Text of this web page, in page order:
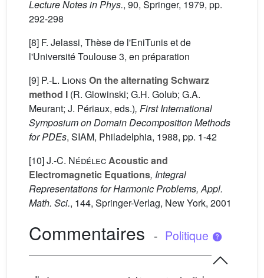
Lecture Notes in Phys., 90, Springer, 1979, pp.
292-298
[8] F. Jelassi, Thèse de l'EniTunis et de
l'Université Toulouse 3, en préparation
[9] P.-L. Lions On the alternating Schwarz
method I (R. Glowinski; G.H. Golub; G.A.
Meurant; J. Périaux, eds.), First International
Symposium on Domain Decomposition Methods
for PDEs, SIAM, Philadelphia, 1988, pp. 1-42
[10]J.-C. NédélecAcoustic and
Electromagnetic Equations, Integral
Representations for Harmonic Problems, Appl.
Math. Sci., 144, Springer-Verlag, New York, 2001
Commentaires - Politique